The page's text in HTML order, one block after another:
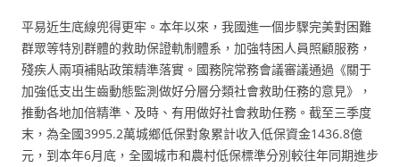
平易近生底線兜得更牢。本年以來，我國進一個步驟完美對困難
群眾等特別群體的救助保證軌制體系，加強特困人員照顧服務，
殘疾人兩項補貼政策精準落實。國務院常務會議審議通過《關于
加強低支出生齒動態監測做好分層分類社會救助任務的意見》，
推動各地加倍精準、及時、有用做好社會救助任務。截至三季度
末，為全國3995.2萬城鄉低保對象累計收入低保資金1436.8億
元，到本年6月底，全國城市和農村低保標準分別較往年同期進步